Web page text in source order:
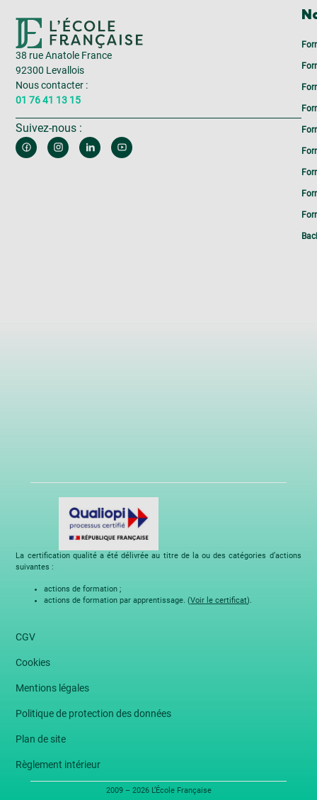
38 rue Anatole France
92300 Levallois
Nous contacter :
01 76 41 13 15
Suivez-nous :
La certification qualité a été délivrée au titre de la ou des catégories d’actions
suivantes :
actions de formation ;
actions de formation par apprentissage. (Voir le certificat).
CGV
Cookies
Mentions légales
Politique de protection des données
Plan de site
Règlement intérieur
2009 – 2026 L’École Française